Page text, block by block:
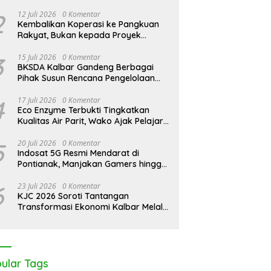
12 Juli 2026 0 Komentar
Kembalikan Koperasi ke Pangkuan
Rakyat, Bukan kepada Proyek
15 Juli 2026 0 Komentar
BKSDA Kalbar Gandeng Berbagai
Pihak Susun Rencana Pengelolaan
Karimata 2027-2036
17 Juli 2026 0 Komentar
Eco Enzyme Terbukti Tingkatkan
Kualitas Air Parit, Wako Ajak Pelajar
20 Juli 2026 0 Komentar
Indosat 5G Resmi Mendarat di
Pontianak, Manjakan Gamers hingga
23 Juli 2026 0 Komentar
KJC 2026 Soroti Tantangan
Transformasi Ekonomi Kalbar Melalui
Tags